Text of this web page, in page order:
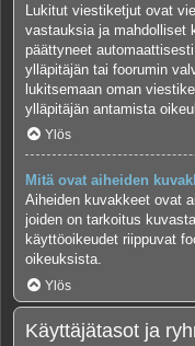
Lukitut viestiketjut ovat
vastauksia ja mahdolliset
päättyneet
ylläpitäjän tai foorumin
lukitsemaan oman
ylläpitäjän antamista
Ylös
Mitä ovat aiheiden
Aiheiden kuvakkeet ovat
joiden on tarkoitus
käyttöoikeudet riippuvat
oikeuksista.
Ylös
Käyttäjätasot ja